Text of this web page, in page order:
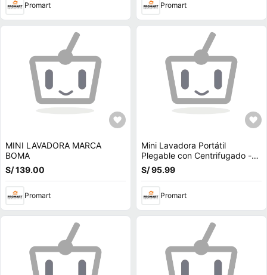
Promart Promart
MINI LAVADORA MARCA
BOMA
S/ 139.00
Promart
Mini Lavadora Portátil
Plegable con Centrifugado -
ROSADO
S/ 95.99
Promart